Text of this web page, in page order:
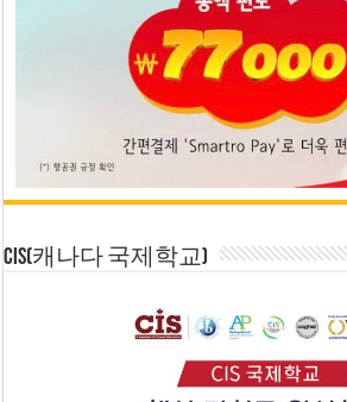
CIS(캐나다 국제학교)